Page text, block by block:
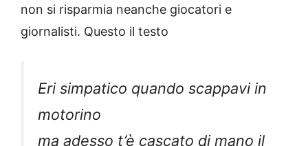
non si risparmia neanche giocatori e
giornalisti. Questo il testo
Eri simpatico quando scappavi in
motorino
ma adesso t’è cascato di mano il